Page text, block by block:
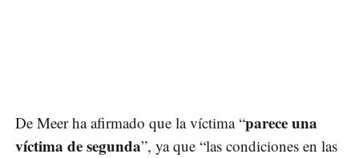
De Meer ha afirmado que la víctima “parece una
víctima de segunda”, ya que “las condiciones en las